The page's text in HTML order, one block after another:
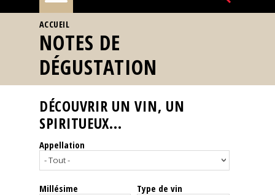
À
la
une
Reportages
Nos
Spiritueux
VOUS ÊTES ICI
ACCUEIL
NOTES DE
DÉGUSTATION
DÉCOUVRIR UN VIN, UN
SPIRITUEUX...
Appellation
Millésime Type de vin